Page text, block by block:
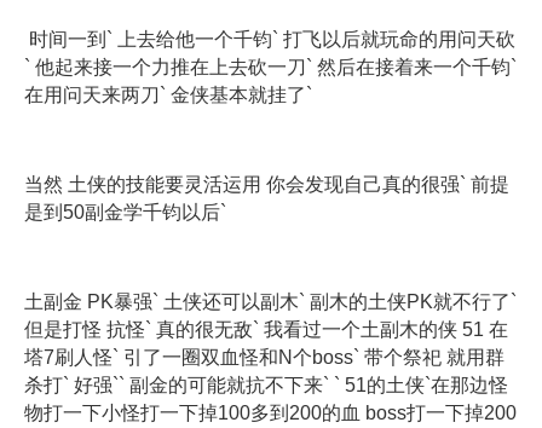
时间一到` 上去给他一个千钧` 打飞以后就玩命的用问天砍
` 他起来接一个力推在上去砍一刀` 然后在接着来一个千钧`
在用问天来两刀` 金侠基本就挂了`
当然 土侠的技能要灵活运用 你会发现自己真的很强` 前提
是到50副金学千钧以后`
土副金 PK暴强` 土侠还可以副木` 副木的土侠PK就不行了`
但是打怪 抗怪` 真的很无敌` 我看过一个土副木的侠 51 在
塔7刷人怪` 引了一圈双血怪和N个boss` 带个祭祀 就用群
杀打` 好强`` 副金的可能就抗不下来` ` 51的土侠`在那边怪
物打一下小怪打一下掉100多到200的血 boss打一下掉200